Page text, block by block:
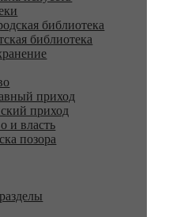
библиотека
библиотека
приход
приход
и власть
позора